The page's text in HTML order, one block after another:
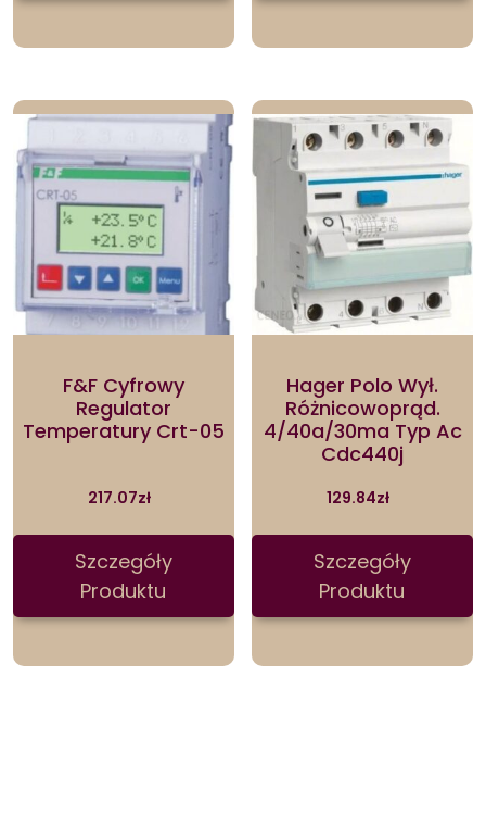
F&F Cyfrowy
Regulator
Temperatury Crt-05
217.07zł
Szczegóły
Produktu
Hager Polo Wył.
Różnicowoprąd.
4/40a/30ma Typ Ac
Cdc440j
129.84zł
Szczegóły
Produktu